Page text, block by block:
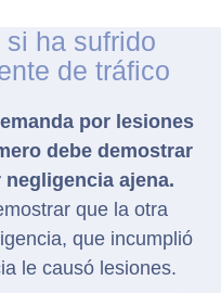
ha sufrido
de tráfico
por lesiones
debe demostrar
ajena.
que la otra
que incumplió
le causó lesiones.